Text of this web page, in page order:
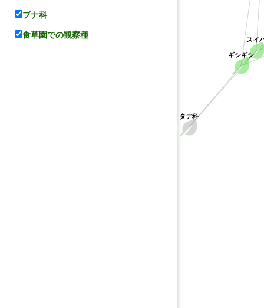
タデ科
スイ
ギシギシ
ハナシノブ科
ブナ科
食草園での観察種